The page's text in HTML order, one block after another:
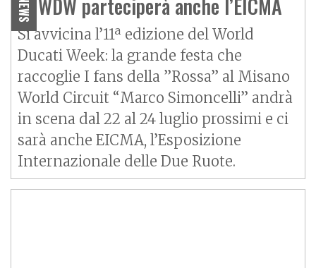
NEWS
Si avvicina l’11ª edizione del World
Ducati Week: la grande festa che
raccoglie I fans della ”Rossa” al Misano
World Circuit “Marco Simoncelli” andrà
in scena dal 22 al 24 luglio prossimi e ci
sarà anche EICMA, l’Esposizione
Internazionale delle Due Ruote.